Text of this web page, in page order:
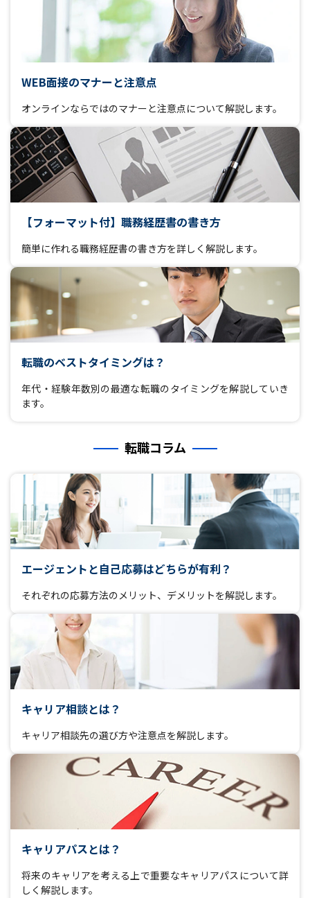
WEB面接のマナーと注意点
オンラインならではのマナーと注意点について解説します。
【フォーマット付】職務経歴書の書き方
簡単に作れる職務経歴書の書き方を詳しく解説します。
転職のベストタイミングは？
年代・経験年数別の最適な転職のタイミングを解説していき
ます。
転職コラム
エージェントと自己応募はどちらが有利？
それぞれの応募方法のメリット、デメリットを解説します。
キャリア相談とは？
キャリア相談先の選び方や注意点を解説します。
キャリアパスとは？
将来のキャリアを考える上で重要なキャリアパスについて詳
しく解説します。